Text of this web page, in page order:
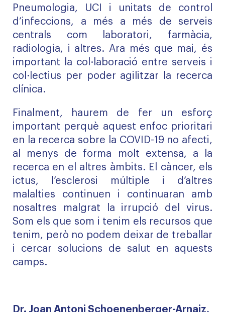
Pneumologia, UCI i unitats de control
d’infeccions, a més a més de serveis
centrals com laboratori, farmàcia,
radiologia, i altres. Ara més que mai, és
important la col·laboració entre serveis i
col·lectius per poder agilitzar la recerca
clínica.
Finalment, haurem de fer un esforç
important perquè aquest enfoc prioritari
en la recerca sobre la COVID-19 no afecti,
al menys de forma molt extensa, a la
recerca en el altres àmbits. El càncer, els
ictus, l‘esclerosi múltiple i d’altres
malalties continuen i continuaran amb
nosaltres malgrat la irrupció del virus.
Som els que som i tenim els recursos que
tenim, però no podem deixar de treballar
i cercar solucions de salut en aquests
camps.
Dr. Joan Antoni Schoenenberger-Arnaiz,